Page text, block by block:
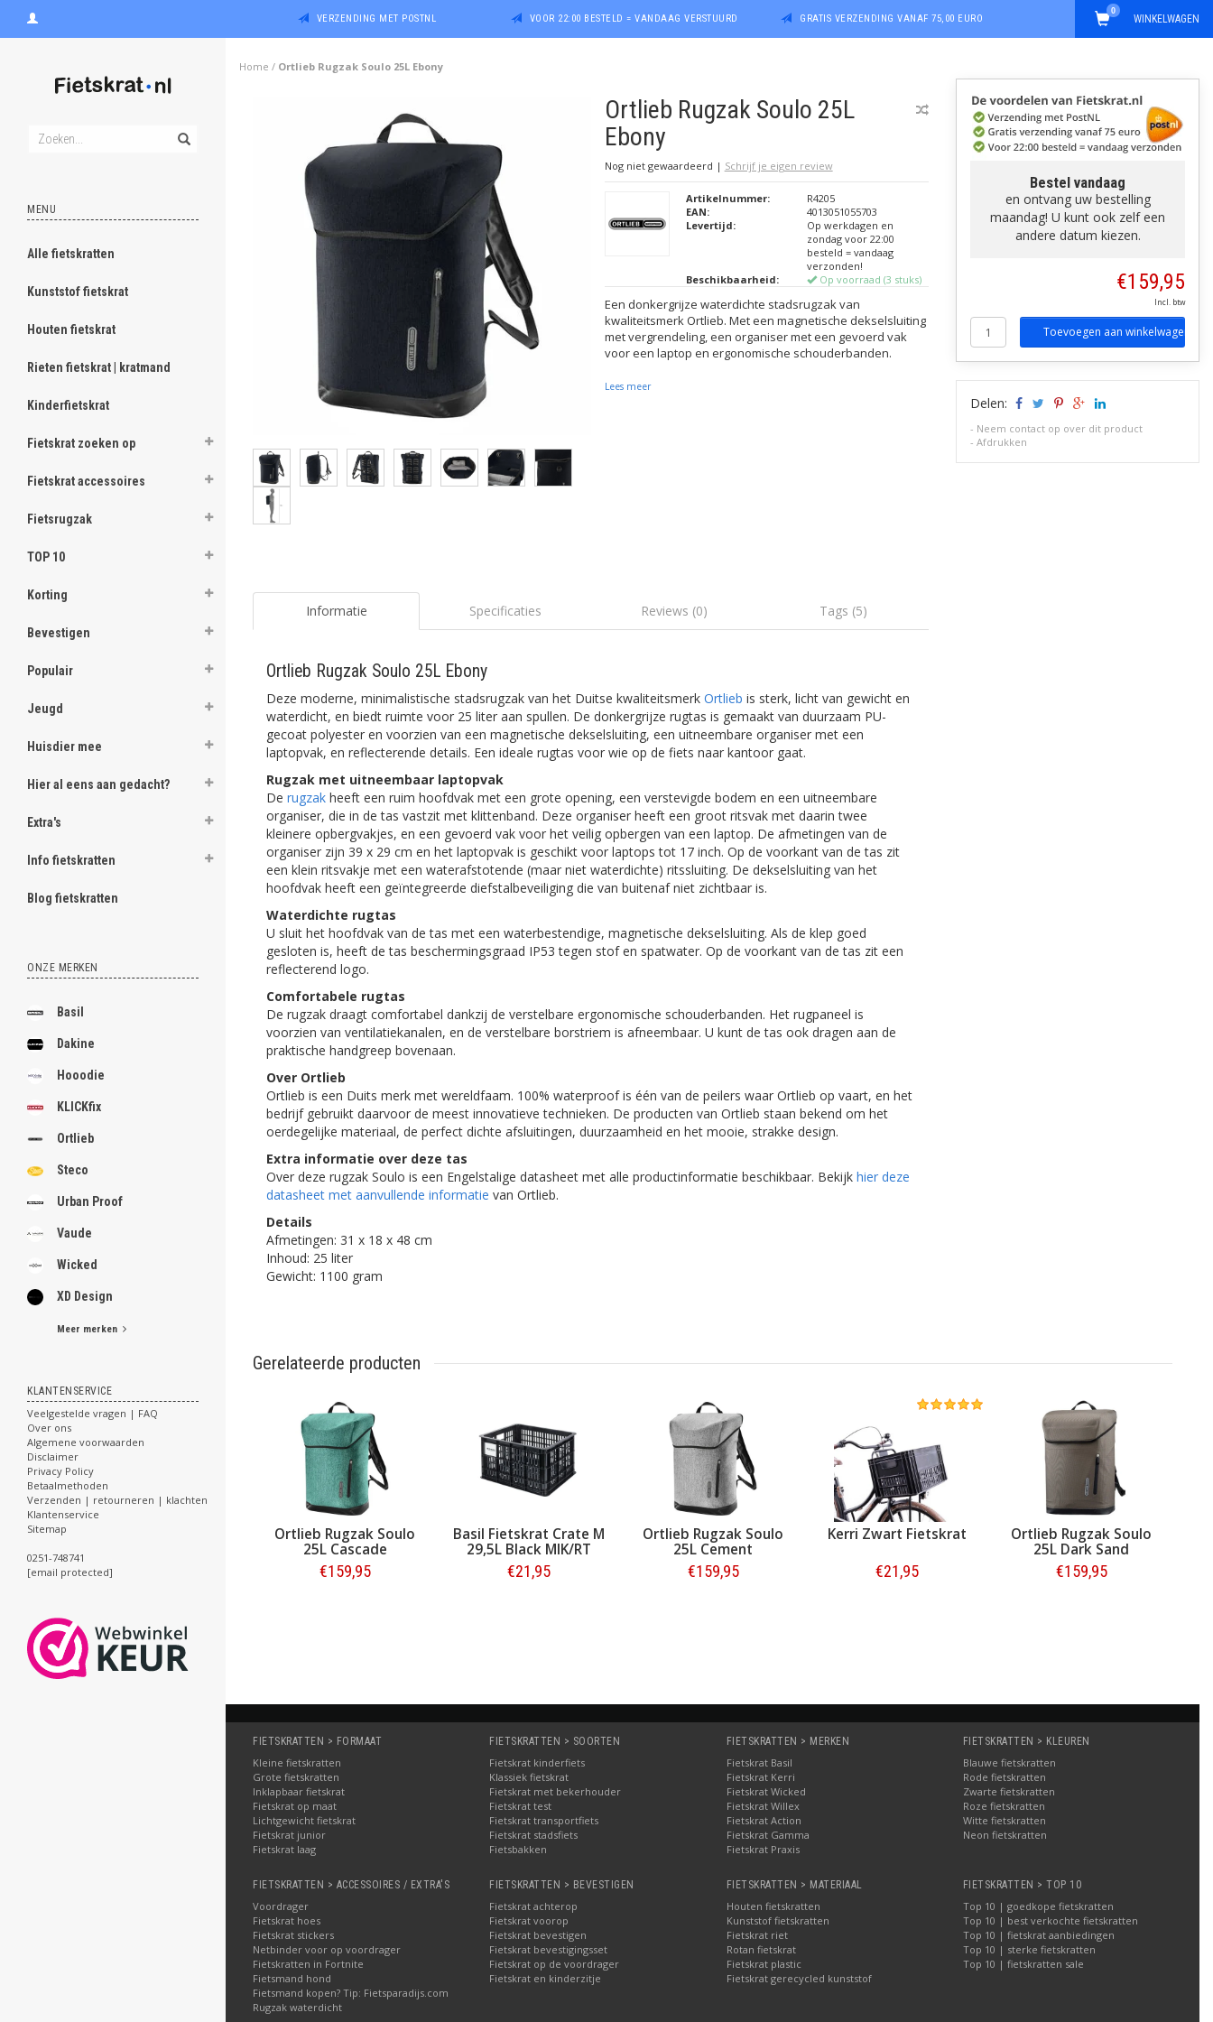
VERZENDING MET POSTNL VOOR 22:00 BESTELD = VANDAAG VERSTUURD GRATIS VERZENDING VANAF 75,00 EURO WINKELWAGEN
0
MENU
Alle fietskratten
Kunststof fietskrat
Houten fietskrat
Rieten fietskrat | kratmand
Kinderfietskrat
Fietskrat zoeken op
Fietskrat accessoires
Fietsrugzak
TOP 10
Korting
Bevestigen
Populair
Jeugd
Huisdier mee
Hier al eens aan gedacht?
Extra's
Info fietskratten
Blog fietskratten
ONZE MERKEN
Basil
Dakine
Hooodie
KLICKfix
Ortlieb
Steco
Urban Proof
Vaude
Wicked
XD Design
Meer merken
KLANTENSERVICE
Veelgestelde vragen | FAQ
Over ons
Algemene voorwaarden
Disclaimer
Privacy Policy
Betaalmethoden
Verzenden | retourneren | klachten
Klantenservice
Sitemap
0251-748741
[email protected]
Home / Ortlieb Rugzak Soulo 25L Ebony
Ortlieb Rugzak Soulo 25L
Ebony
Nog niet gewaardeerd | Schrijf je eigen review
Artikelnummer:
R4205
EAN:
4013051055703
Levertijd:
Op werkdagen en
zondag voor 22:00
besteld = vandaag
verzonden!
Beschikbaarheid:
Op voorraad (3 stuks)
Een donkergrijze waterdichte stadsrugzak van
kwaliteitsmerk Ortlieb. Met een magnetische dekselsluiting
met vergrendeling, een organiser met een gevoerd vak
voor een laptop en ergonomische schouderbanden.
Lees meer
Informatie Specificaties Reviews (0) Tags (5)
Ortlieb Rugzak Soulo 25L Ebony
Deze moderne, minimalistische stadsrugzak van het Duitse kwaliteitsmerk Ortlieb is sterk, licht van gewicht en
waterdicht, en biedt ruimte voor 25 liter aan spullen. De donkergrijze rugtas is gemaakt van duurzaam PU-
gecoat polyester en voorzien van een magnetische dekselsluiting, een uitneembare organiser met een
laptopvak, en reflecterende details. Een ideale rugtas voor wie op de fiets naar kantoor gaat.
Rugzak met uitneembaar laptopvak
De rugzak heeft een ruim hoofdvak met een grote opening, een verstevigde bodem en een uitneembare
organiser, die in de tas vastzit met klittenband. Deze organiser heeft een groot ritsvak met daarin twee
kleinere opbergvakjes, en een gevoerd vak voor het veilig opbergen van een laptop. De afmetingen van de
organiser zijn 39 x 29 cm en het laptopvak is geschikt voor laptops tot 17 inch. Op de voorkant van de tas zit
een klein ritsvakje met een waterafstotende (maar niet waterdichte) ritssluiting. De dekselsluiting van het
hoofdvak heeft een geïntegreerde diefstalbeveiliging die van buitenaf niet zichtbaar is.
Waterdichte rugtas
U sluit het hoofdvak van de tas met een waterbestendige, magnetische dekselsluiting. Als de klep goed
gesloten is, heeft de tas beschermingsgraad IP53 tegen stof en spatwater. Op de voorkant van de tas zit een
reflecterend logo.
Comfortabele rugtas
De rugzak draagt comfortabel dankzij de verstelbare ergonomische schouderbanden. Het rugpaneel is
voorzien van ventilatiekanalen, en de verstelbare borstriem is afneembaar. U kunt de tas ook dragen aan de
praktische handgreep bovenaan.
Over Ortlieb
Ortlieb is een Duits merk met wereldfaam. 100% waterproof is één van de peilers waar Ortlieb op vaart, en het
bedrijf gebruikt daarvoor de meest innovatieve technieken. De producten van Ortlieb staan bekend om het
oerdegelijke materiaal, de perfect dichte afsluitingen, duurzaamheid en het mooie, strakke design.
Extra informatie over deze tas
Over deze rugzak Soulo is een Engelstalige datasheet met alle productinformatie beschikbaar. Bekijk hier deze
datasheet met aanvullende informatie van Ortlieb.
Details
Afmetingen: 31 x 18 x 48 cm
Inhoud: 25 liter
Gewicht: 1100 gram
Bestel vandaag
en ontvang uw bestelling
maandag! U kunt ook zelf een
andere datum kiezen.
€159,95
Incl. btw
Toevoegen aan winkelwagen
Delen:
- Neem contact op over dit product
-Afdrukken
Gerelateerde producten
Ortlieb Rugzak Soulo
25L Cascade
€159,95
Basil Fietskrat Crate M
29,5L Black MIK/RT
€21,95
Ortlieb Rugzak Soulo
25L Cement
€159,95
Kerri Zwart Fietskrat
€21,95
Ortlieb Rugzak Soulo
25L Dark Sand
€159,95
FIETSKRATTEN > FORMAAT
Kleine fietskratten
Grote fietskratten
Inklapbaar fietskrat
Fietskrat op maat
Lichtgewicht fietskrat
Fietskrat junior
Fietskrat laag
FIETSKRATTEN > SOORTEN
Fietskrat kinderfiets
Klassiek fietskrat
Fietskrat met bekerhouder
Fietskrat test
Fietskrat transportfiets
Fietskrat stadsfiets
Fietsbakken
FIETSKRATTEN > MERKEN
Fietskrat Basil
Fietskrat Kerri
Fietskrat Wicked
Fietskrat Willex
Fietskrat Action
Fietskrat Gamma
Fietskrat Praxis
FIETSKRATTEN > KLEUREN
Blauwe fietskratten
Rode fietskratten
Zwarte fietskratten
Roze fietskratten
Witte fietskratten
Neon fietskratten
FIETSKRATTEN > ACCESSOIRES / EXTRA'S
Voordrager
Fietskrat hoes
Fietskrat stickers
Netbinder voor op voordrager
Fietskratten in Fortnite
Fietsmand hond
Fietsmand kopen? Tip: Fietsparadijs.com
Rugzak waterdicht
FIETSKRATTEN > BEVESTIGEN
Fietskrat achterop
Fietskrat voorop
Fietskrat bevestigen
Fietskrat bevestigingsset
Fietskrat op de voordrager
Fietskrat en kinderzitje
FIETSKRATTEN > MATERIAAL
Houten fietskratten
Kunststof fietskratten
Fietskrat riet
Rotan fietskrat
Fietskrat plastic
Fietskrat gerecycled kunststof
FIETSKRATTEN > TOP 10
Top 10 | goedkope fietskratten
Top 10 | best verkochte fietskratten
Top 10 | fietskrat aanbiedingen
Top 10 | sterke fietskratten
Top 10 | fietskratten sale